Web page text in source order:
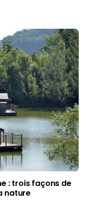
: trois façons de
nature